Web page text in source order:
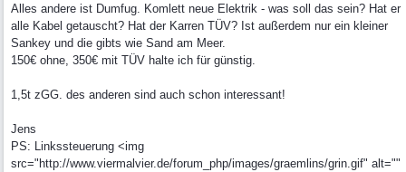
Alles andere ist Dumfug. Komlett neue Elektrik - was soll das sein? Hat er
alle Kabel getauscht? Hat der Karren TÜV? Ist außerdem nur ein kleiner
Sankey und die gibts wie Sand am Meer.
150€ ohne, 350€ mit TÜV halte ich für günstig.
1,5t zGG. des anderen sind auch schon interessant!
Jens
PS: Linkssteuerung <img
src="http://www.viermalvier.de/forum_php/images/graemlins/grin.gif" alt=""